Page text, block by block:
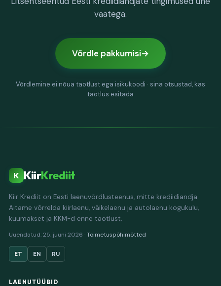
vaatega.
Võrdle pakkumisi
Võrdlemine ei nõua taotlust ega isikukoodi · sina otsustad, kas
taotlus esitada
K KiirKrediit
Kiir Krediit on Eesti laenuvõrdlusteenus, mitte krediidiandja.
Aitame võrrelda kiirlaenu, väikelaenu ja autolaenu kogukulu,
kuumakset ja KKM-d enne taotlust.
Uuendatud: 25. juuni 2026 ·Toimetuspõhimõtted
ET EN RU
LAENUTÜÜBID